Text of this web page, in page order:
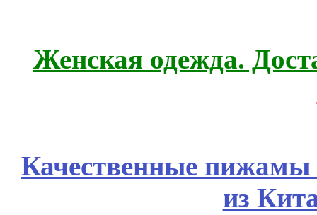
Женская одежда.
Качественные пижамы
из